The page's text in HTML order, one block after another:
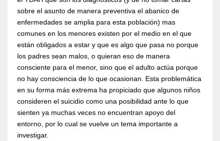
sobre el asunto de manera preventiva el abanico de
enfermedades se amplia para esta población) mas
comunes en los menores existen por el medio en el que
están obligados a estar y que es algo que pasa no porque
los padres sean malos, o quieran eso de manera
consciente para el menor, sino que el adulto actúa porque
no hay consciencia de lo que ocasionan. Esta problemática
en su forma más extrema ha propiciado que algunos niños
consideren el suicidio como una posibilidad ante lo que
sienten ya muchas veces no encuentran apoyo del
entorno, por lo cual se vuelve un tema importante a
investigar.